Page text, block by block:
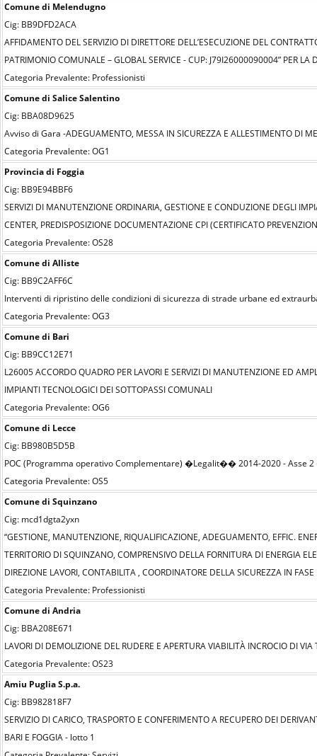
Comune di Melendugno
Cig: BB9DFD2ACA
AFFIDAMENTO DEL SERVIZIO DI DIRETTORE DELL’ESECUZIONE DEL
PATRIMONIO COMUNALE – GLOBAL SERVICE - CUP: J79I26000090004” PER LA
Categoria Prevalente: Professionisti
Comune di Salice Salentino
Cig: BBA08D9625
Avviso di Gara -ADEGUAMENTO, MESSA IN SICUREZZA E ALLESTIMENTO DI
Categoria Prevalente: OG1
Provincia di Foggia
Cig: BB9E94BBF6
SERVIZI DI MANUTENZIONE ORDINARIA, GESTIONE E CONDUZIONE DEGLI
CENTER, PREDISPOSIZIONE DOCUMENTAZIONE CPI (CERTIFICATO
Categoria Prevalente: OS28
Comune di Alliste
Cig: BB9C2AFF6C
Interventi di ripristino delle condizioni di sicurezza di strade urbane ed
Categoria Prevalente: OG3
Comune di Bari
Cig: BB9CC12E71
L26005 ACCORDO QUADRO PER LAVORI E SERVIZI DI MANUTENZIONE ED
IMPIANTI TECNOLOGICI DEI SOTTOPASSI COMUNALI
Categoria Prevalente: OG6
Comune di Lecce
Cig: BB980B5D5B
POC (Programma operativo Complementare) �Legalit�� 2014-2020 - Asse
Categoria Prevalente: OS5
Comune di Squinzano
Cig: mcd1dgta2yxn
“GESTIONE, MANUTENZIONE, RIQUALIFICAZIONE, ADEGUAMENTO, EFFIC.
TERRITORIO DI SQUINZANO, COMPRENSIVO DELLA FORNITURA DI ENERGIA
DIREZIONE LAVORI, CONTABILITA , COORDINATORE DELLA SICUREZZA IN
Categoria Prevalente: Professionisti
Comune di Andria
Cig: BBA208E671
LAVORI DI DEMOLIZIONE DEL RUDERE E APERTURA VIABILITÀ INCROCIO DI
Categoria Prevalente: OS23
Amiu Puglia S.p.a.
Cig: BB982818F7
SERVIZIO DI CARICO, TRASPORTO E CONFERIMENTO A RECUPERO DEI
BARI E FOGGIA - lotto 1